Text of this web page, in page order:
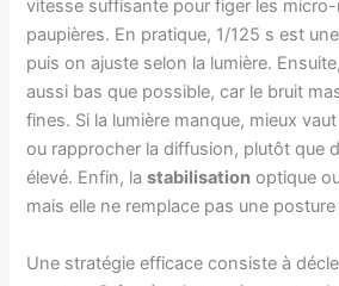
vitesse suffisante pour figer les
paupières. En pratique, 1/125 s est
puis on ajuste selon la lumière.
aussi bas que possible, car le bruit
fines. Si la lumière manque, mieux
ou rapprocher la diffusion, plutôt que
élevé. Enfin, lastabilisation optique
mais elle ne remplace pas une
Une stratégie efficace consiste à